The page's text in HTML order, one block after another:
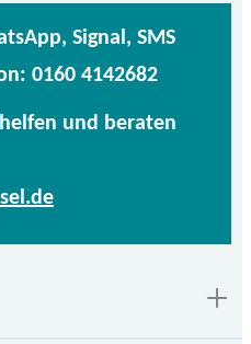
Signal, SMS
0160 4142682
und beraten